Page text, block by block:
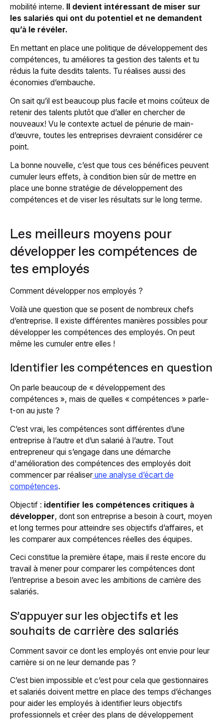
mobilité interne.
Il devient intéressant de miser sur
les salariés qui ont du potentiel et ne demandent
qu’à le révéler.
En mettant en place une politique de développement des
compétences, tu améliores ta gestion des talents et tu
réduis la fuite desdits talents. Tu réalises aussi des
économies d’embauche.
On sait qu’il est beaucoup plus facile et moins coûteux de
retenir des talents plutôt que d’aller en chercher de
nouveaux! Vu le contexte actuel de pénurie de main-
d’œuvre, toutes les entreprises devraient considérer ce
point.
La bonne nouvelle, c’est que tous ces bénéfices peuvent
cumuler leurs effets, à condition bien sûr de mettre en
place une bonne stratégie de développement des
compétences et de viser les résultats sur le long terme.
Les meilleurs moyens pour
développer les compétences de
tes employés
Comment développer nos employés ?
Voilà une question que se posent de nombreux chefs
d’entreprise. Il existe différentes manières possibles pour
développer les compétences des employés. On peut
même les cumuler entre elles !
Identifier les compétences en question
On parle beaucoup de « développement des
compétences », mais de quelles « compétences » parle-
t-on au juste ?
C’est vrai, les compétences sont différentes d’une
entreprise à l’autre et d’un salarié à l’autre. Tout
entrepreneur qui s’engage dans une démarche
d'amélioration des compétences des employés doit
commencer par réaliserune analyse d’écart de
compétences.
Objectif : identifier les compétences critiques à
développer, dont son entreprise a besoin à court, moyen
et long termes pour atteindre ses objectifs d’affaires, et
les comparer aux compétences réelles des équipes.
Ceci constitue la première étape, mais il reste encore du
travail à mener pour comparer les compétences dont
l’entreprise a besoin avec les ambitions de carrière des
salariés.
S’appuyer sur les objectifs et les
souhaits de carrière des salariés
Comment savoir ce dont les employés ont envie pour leur
carrière si on ne leur demande pas ?
C’est bien impossible et c’est pour cela que gestionnaires
et salariés doivent mettre en place des temps d’échanges
pour aider les employés à identifier leurs objectifs
professionnels et créer des plans de développement